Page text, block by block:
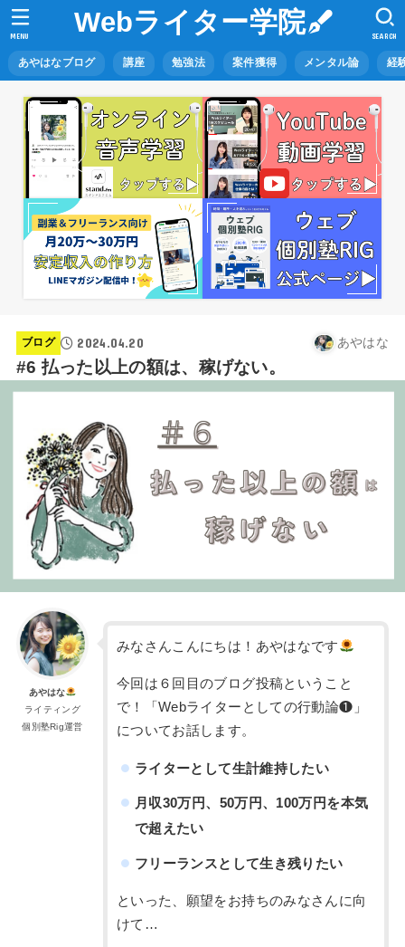
Webライター学院
あやはなブログ 講座 勉強法 案件獲得 メンタル論 経
SEARCH
MENU
ブログ 2024.04.20 あやはな
#6 払った以上の額は、稼げない。
あやはな
ライティング
個別塾Rig運営
みなさんこんにちは！あやはなです
今回は６回目のブログ投稿ということ
で！「Webライターとしての行動論❶」
についてお話します。
ライターとして生計維持したい
月収30万円、50万円、100万円を本気
で超えたい
フリーランスとして生き残りたい
といった、願望をお持ちのみなさんに向
けて…